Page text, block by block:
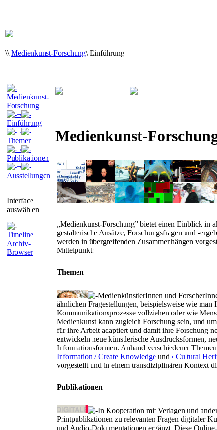
\\ Medienkunst-Forschung\ Einführung
Medienkunst-
Forschung
¬
Einführung
¬
Themen
¬
Publikationen
¬
Ausstellungen
Interface
auswählen
Timeline
Archiv-
Browser
Medienkunst-
„Medienkunst-Forschung” bietet einen Einblick in
gestalterische Ansätze, Forschungsfragen und -
werden in übergreifenden Zusammenhängen
Mittelpunkt:
Themen
MedienkünstlerInnen und
ähnlichen Fragestellungen, beispielsweise wie
Kommunikationsprozesse vollziehen oder wie
Medienkunst kann zugleich Forschung sein, und
für ihre Arbeit adaptiert und damit ihre Forschung
entwickeln neue künstlerische Ausdrucksformen,
Informationsformen. Anhand verschiedener
Information / Create Knowledge und › Cultural
vorgestellt und in einem transdiziplinären Kontext
Publikationen
In Kooperation mit Verlagen und
Printpublikationen zu relevanten Fragen digitaler
und Audio-Dokumentationen ergänzt. Diese